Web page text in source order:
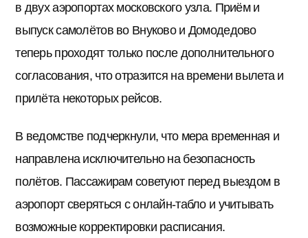
в двух аэропортах московского узла. Приём и
выпуск самолётов во Внуково и Домодедово
теперь проходят только после дополнительного
согласования, что отразится на времени вылета и
прилёта некоторых рейсов.
В ведомстве подчеркнули, что мера временная и
направлена исключительно на безопасность
полётов. Пассажирам советуют перед выездом в
аэропорт сверяться с онлайн-табло и учитывать
возможные корректировки расписания.